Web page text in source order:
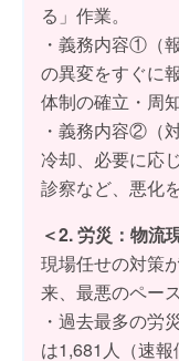
る」作業。
・義務内容①（
の異変をすぐに
体制の確立・周知
・義務内容②（
冷却、必要に応
診察など、悪化
＜2. 労災：物流
現場任せの対策
来、最悪のペー
・過去最多の労
は1,681人（速報